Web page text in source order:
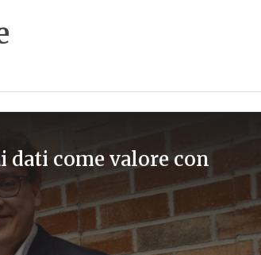
dati come valore con